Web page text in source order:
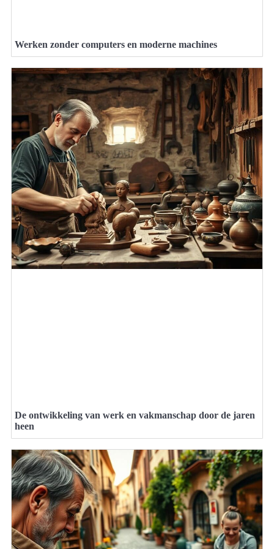
Werken zonder computers en moderne machines
De ontwikkeling van werk en vakmanschap door de jaren
heen